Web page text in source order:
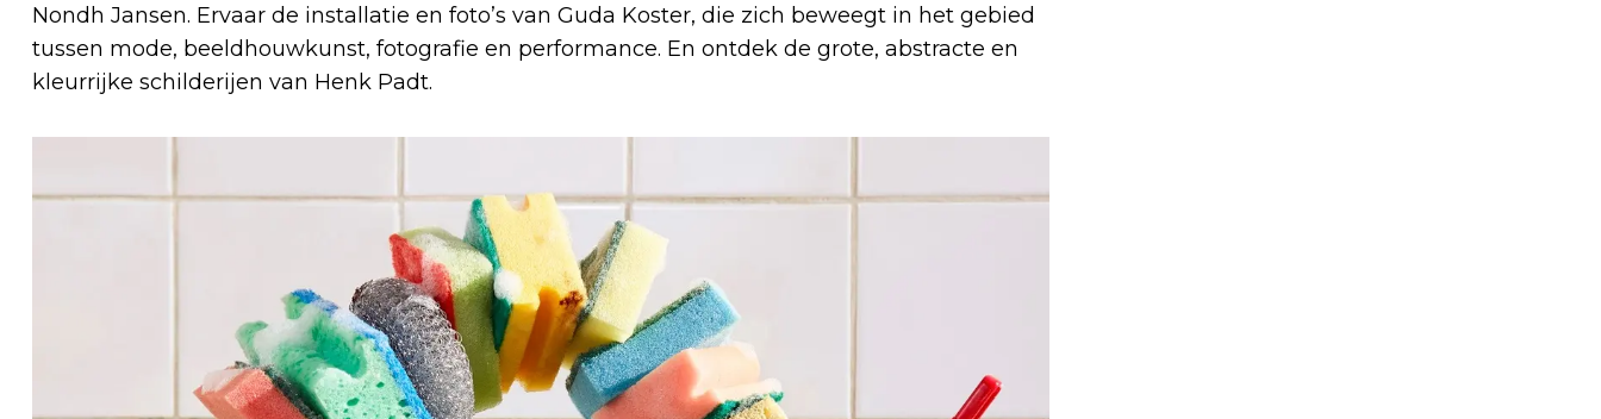
Nondh Jansen. Ervaar de installatie en foto’s van Guda Koster, die zich beweegt in het gebied
tussen mode, beeldhouwkunst, fotografie en performance. En ontdek de grote, abstracte en
kleurrijke schilderijen van Henk Padt.